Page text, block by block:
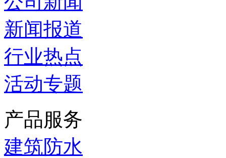
新闻报道
行业热点
活动专题
产品服务
建筑防水